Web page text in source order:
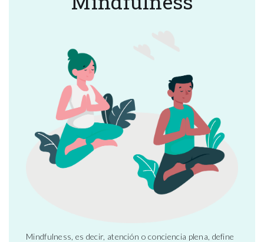
Mindfulness, es decir, atención o conciencia plena, define